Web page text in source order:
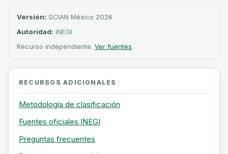
Versión: SCIAN México 2026
Autoridad: INEGI
Recurso independiente. Ver fuentes.
RECURSOS ADICIONALES
Metodología de clasificación
Fuentes oficiales INEGI
Preguntas frecuentes